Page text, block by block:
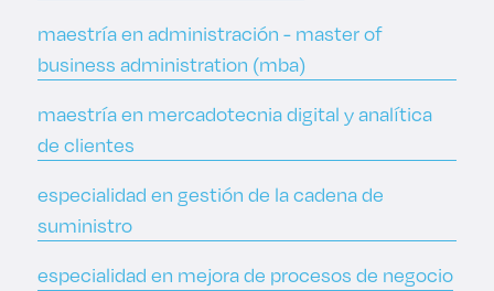
maestría en administración - master of
business administration (mba)
maestría en mercadotecnia digital y analítica
de clientes
especialidad en gestión de la cadena de
suministro
especialidad en mejora de procesos de negocio